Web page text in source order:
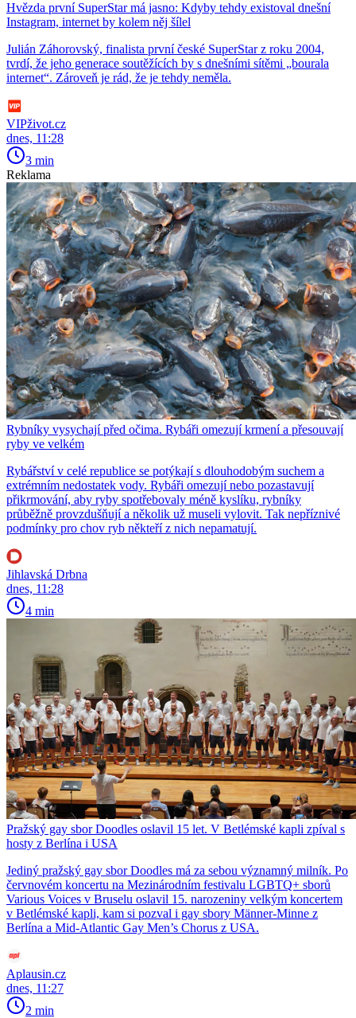
Hvězda první SuperStar má jasno: Kdyby tehdy existoval dnešní
Instagram, internet by kolem něj šílel
Julián Záhorovský, finalista první české SuperStar z roku 2004,
tvrdí, že jeho generace soutěžících by s dnešními sítěmi „bourala
internet“. Zároveň je rád, že je tehdy neměla.
VIPživot.cz
dnes, 11:28
3 min
Reklama
Rybníky vysychají před očima. Rybáři omezují krmení a přesouvají
ryby ve velkém
Rybářství v celé republice se potýkají s dlouhodobým suchem a
extrémním nedostatek vody. Rybáři omezují nebo pozastavují
přikrmování, aby ryby spotřebovaly méně kyslíku, rybníky
průběžně provzdušňují a několik už museli vylovit. Tak nepříznivé
podmínky pro chov ryb někteří z nich nepamatují.
Jihlavská Drbna
dnes, 11:28
4 min
Pražský gay sbor Doodles oslavil 15 let. V Betlémské kapli zpíval s
hosty z Berlína i USA
Jediný pražský gay sbor Doodles má za sebou významný milník. Po
červnovém koncertu na Mezinárodním festivalu LGBTQ+ sborů
Various Voices v Bruselu oslavil 15. narozeniny velkým koncertem
v Betlémské kapli, kam si pozval i gay sbory Männer-Minne z
Berlína a Mid-Atlantic Gay Men’s Chorus z USA.
Aplausin.cz
dnes, 11:27
2 min